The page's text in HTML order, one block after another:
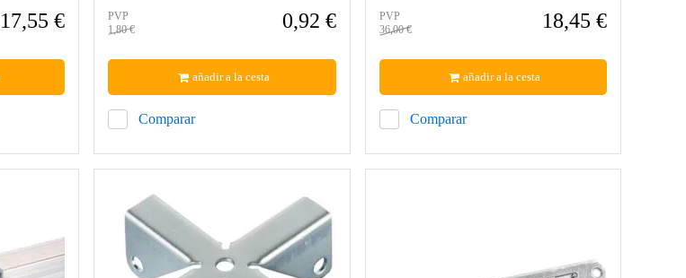
17,55 €
PVP
1,80 €
0,92 €
Comparar
añadir a la cesta
PVP
36,00 €
18,45 €
Comparar
añadir a la cesta